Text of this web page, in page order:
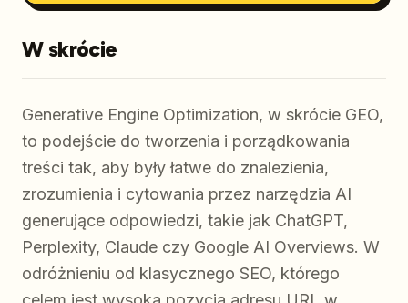
W skrócie
Generative Engine Optimization, w skrócie GEO,
to podejście do tworzenia i porządkowania
treści tak, aby były łatwe do znalezienia,
zrozumienia i cytowania przez narzędzia AI
generujące odpowiedzi, takie jak ChatGPT,
Perplexity, Claude czy Google AI Overviews. W
odróżnieniu od klasycznego SEO, którego